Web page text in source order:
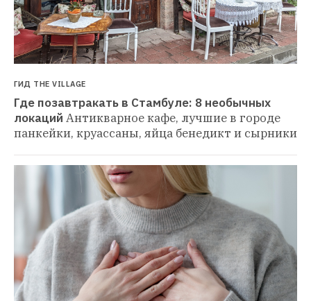
ГИД THE VILLAGE
Где позавтракать в Стамбуле: 8 необычных
локаций Антикварное кафе, лучшие в городе
панкейки, круассаны, яйца бенедикт и сырники